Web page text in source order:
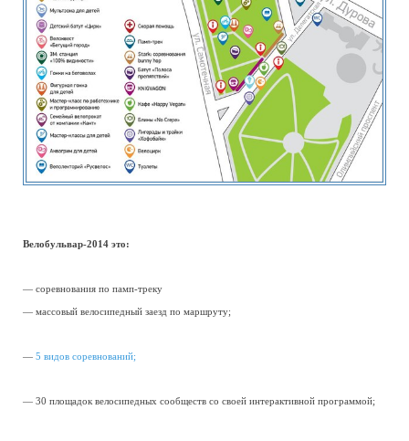
Велобульвар-2014 это:
— соревнования по памп-треку
— массовый велосипедный заезд по маршруту;
— 5 видов соревнований;
— 30 площадок велосипедных сообществ со своей интерактивной программой;